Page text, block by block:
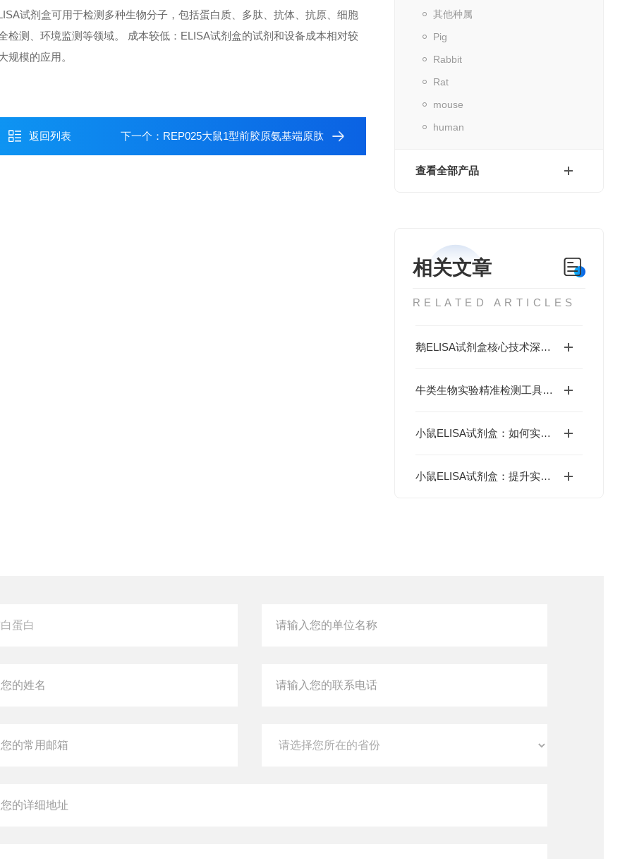
其他种属
Pig
Rabbit
Rat
mouse
human
查看全部产品
相关文章
RELATED ARTICLES
鹅ELISA试剂盒核心技术深度解析：如何实现鹅源抗体与抗原的高特异性检测及精准定量分析？
牛类生物实验精准检测工具：牛ELISA试剂盒如何高效完成牛源样本目标蛋白定量分析？
小鼠ELISA试剂盒：如何实现精准定量分析？
小鼠ELISA试剂盒：提升实验效率与数据精度的智能方案
试剂盒可用于检测多种生物分子，包括蛋白质、多肽、抗体、抗原、细胞
测、环境监测等领域。 成本较低：ELISA试剂盒的试剂和设备成本相对较
规模的应用。
返回列表 下一个： REP025大鼠1型前胶原氨基端原肽